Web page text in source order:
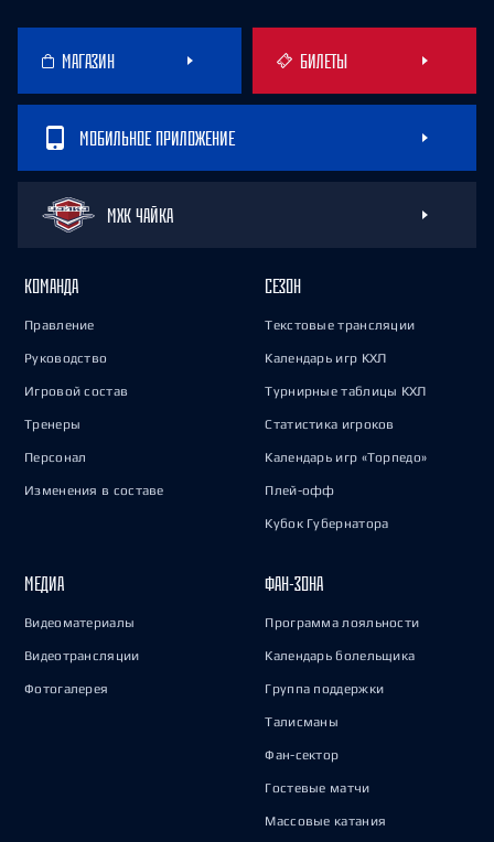
МАГАЗИН БИЛЕТЫ
МОБИЛЬНОЕ ПРИЛОЖЕНИЕ
МХК ЧАЙКА
КОМАНДА
Правление
Руководство
Игровой состав
Тренеры
Персонал
Изменения в составе
СЕЗОН
Текстовые трансляции
Календарь игр КХЛ
Турнирные таблицы КХЛ
Статистика игроков
Календарь игр «Торпедо»
Плей-офф
Кубок Губернатора
МЕДИА
Видеоматериалы
Видеотрансляции
Фотогалерея
ФАН-ЗОНА
Программа лояльности
Календарь болельщика
Группа поддержки
Талисманы
Фан-сектор
Гостевые матчи
Массовые катания